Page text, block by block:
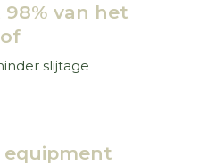
van het
slijtage
equipment